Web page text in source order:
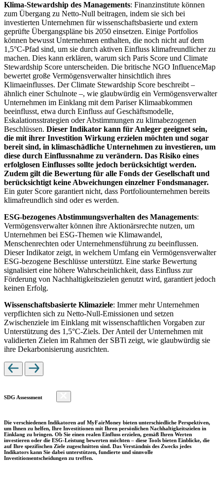
Klima-Stewardship des Managements: Finanzinstitute können
zum Übergang zu Netto-Null beitragen, indem sie sich bei
investierten Unternehmen für wissenschaftsbasierte und extern
geprüfte Übergangspläne bis 2050 einsetzen. Einige Portfolios
können bewusst Unternehmen enthalten, die noch nicht auf dem
1,5°C-Pfad sind, um sie durch aktiven Einfluss klimafreundlicher zu
machen. Dies kann erklären, warum sich Paris Score und Climate
Stewardship Score unterscheiden. Die britische NGO InfluenceMap
bewertet große Vermögensverwalter hinsichtlich ihres
Klimaeinflusses. Der Climate Stewardship Score beschreibt –
ähnlich einer Schulnote –, wie glaubwürdig ein Vermögensverwalter
Unternehmen im Einklang mit dem Pariser Klimaabkommen
beeinflusst, etwa durch Einfluss auf Geschäftsmodelle,
Eskalationsstrategien oder Abstimmungen zu klimabezogenen
Beschlüssen. Dieser Indikator kann für Anleger geeignet sein,
die mit ihrer Investition Wirkung erzielen möchten und sogar
bereit sind, in klimaschädliche Unternehmen zu investieren, um
diese durch Einflussnahme zu verändern. Das Risiko eines
erfolglosen Einflusses sollte jedoch berücksichtigt werden.
Zudem gilt die Bewertung für alle Fonds der Gesellschaft und
berücksichtigt keine Abweichungen einzelner Fondsmanager.
Ein guter Score garantiert nicht, dass Portfoliounternehmen bereits
klimafreundlich sind oder es werden.
ESG-bezogenes Abstimmungsverhalten des Managements:
Vermögensverwalter können ihre Aktionärsrechte nutzen, um
Unternehmen bei ESG-Themen wie Klimawandel,
Menschenrechten oder Unternehmensführung zu beeinflussen.
Dieser Indikator zeigt, in welchem Umfang ein Vermögensverwalter
ESG-bezogene Beschlüsse unterstützt. Eine starke Bewertung
signalisiert eine höhere Wahrscheinlichkeit, dass Einfluss zur
Förderung von Nachhaltigkeitszielen genutzt wird, garantiert jedoch
keinen Erfolg.
Wissenschaftsbasierte Klimaziele: Immer mehr Unternehmen
verpflichten sich zu Netto-Null-Emissionen und setzen
Zwischenziele im Einklang mit wissenschaftlichen Vorgaben zur
Unterstützung des 1,5°C-Ziels. Der Anteil der Unternehmen mit
validierten Zielen im Rahmen der SBTi zeigt, wie glaubwürdig sie
ihre Dekarbonisierung ausrichten.
SDG Assessment
Die verschiedenen Indikatoren auf MyFairMoney bieten unterschiedliche Perspektiven,
um Ihnen zu helfen, Ihre Investitionen mit Ihren persönlichen Nachhaltigkeitszielen in
Einklang zu bringen. Ob Sie einen realen Einfluss erzielen, gemäß Ihren Werten
investieren oder die ESG-Leistung bewerten möchten – diese Tools bieten Einblicke, die
auf Ihre spezifischen Ziele zugeschnitten sind. Das Verständnis des Zwecks jedes
Indikators kann Sie dabei unterstützen, fundierte und sinnvolle
Investitionsentscheidungen zu treffen.